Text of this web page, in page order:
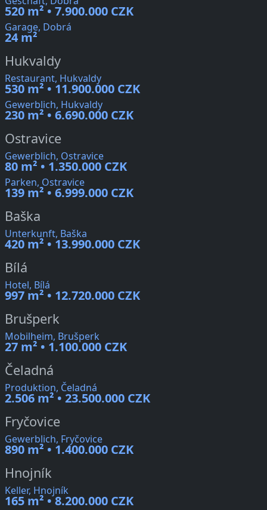
520 m² • 7.900.000 CZK
Garage, Dobrá
24 m²
Hukvaldy
Restaurant, Hukvaldy
530 m² • 11.900.000 CZK
Gewerblich, Hukvaldy
230 m² • 6.690.000 CZK
Ostravice
Gewerblich, Ostravice
80 m² • 1.350.000 CZK
Parken, Ostravice
139 m² • 6.999.000 CZK
Baška
Unterkunft, Baška
420 m² • 13.990.000 CZK
Bílá
Hotel, Bílá
997 m² • 12.720.000 CZK
Brušperk
Mobilheim, Brušperk
27 m² • 1.100.000 CZK
Čeladná
Produktion, Čeladná
2.506 m² • 23.500.000 CZK
Fryčovice
Gewerblich, Fryčovice
890 m² • 1.400.000 CZK
Hnojník
Keller, Hnojník
165 m² • 8.200.000 CZK